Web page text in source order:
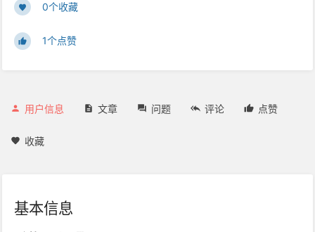
0个收藏
1个点赞
用户信息 文章 问题 评论 点赞
收藏
基本信息